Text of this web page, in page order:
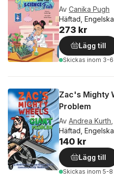
Av Canika Pugh
Häftad, Engelska
273 kr
Lägg till
Skickas inom 3-
Zac's Mighty
Problem
Av Andrea Kurth
Häftad,
140 kr
Lägg till
Skickas inom 5-